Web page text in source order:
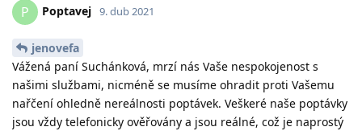
P Poptavej 9. dub 2021
jenovefa
Vážená paní Suchánková, mrzí nás Vaše nespokojenost s
našimi službami, nicméně se musíme ohradit proti Vašemu
nařčení ohledně nereálnosti poptávek. Veškeré naše poptávky
jsou vždy telefonicky ověřovány a jsou reálné, což je naprostý